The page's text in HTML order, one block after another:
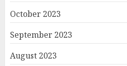
October 2023
September 2023
August 2023